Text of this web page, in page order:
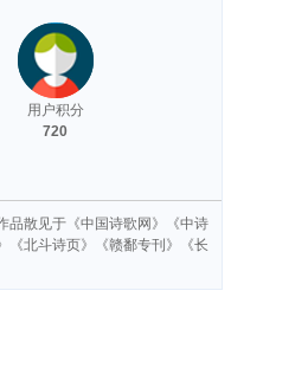
用户积分
720
品散见于《中国诗歌网》《中诗
《北斗诗页》《赣鄱专刊》《长